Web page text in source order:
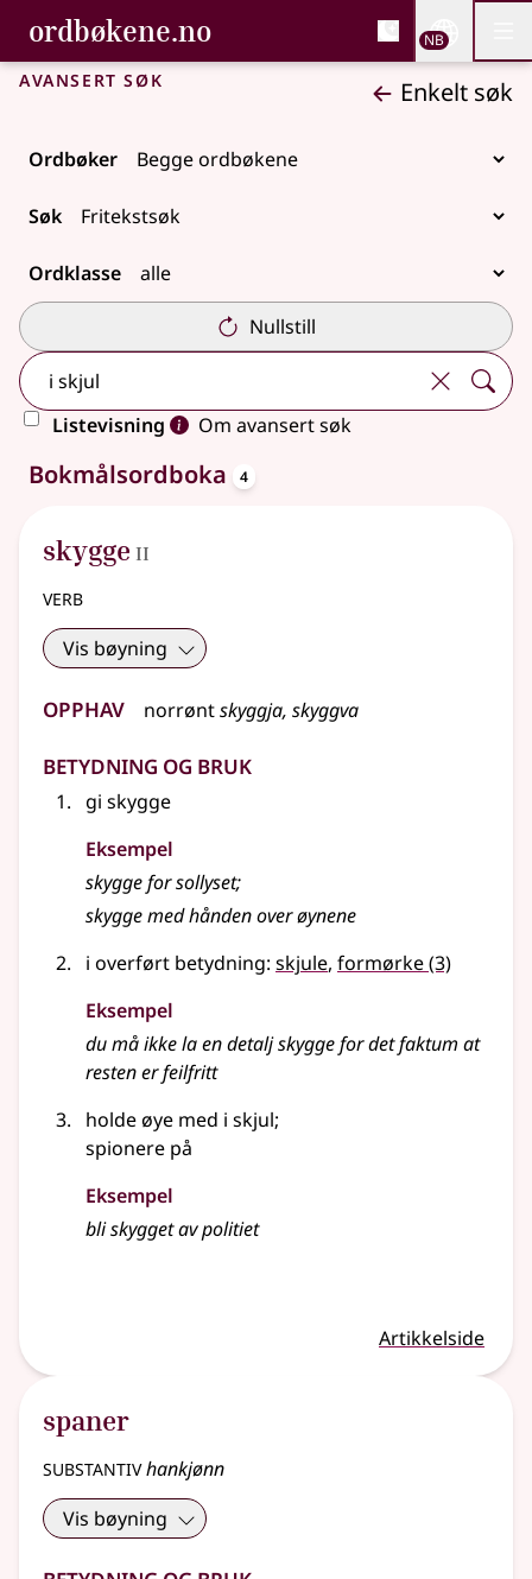
Gå til hovedinnhold
Tilgjengelighet
ordbøkene.no, Bokmålsordboka og
Bokmålsordboka og Nynorskordboka
NB
Avansert søk Enkelt søk
Ordbøker
Søk
Ordklasse
Nullstill
Listevisning
Om avansert søk
15 treff
Bokmålsordboka 4
skygge 2
II
verb
Vis bøyning
Opphav norrøntskyggja, skyggva
Betydning og bruk
gi skygge
Eksempel
skygge for sollyset;
skyggemed hånden over øynene
i overført betydning: skjule, formørke(3)
Eksempel
du må ikke la en detaljskyggefor det faktum at
resten er feilfritt
holde øye med i skjul;
spionere på
Eksempel
bliskyggetav politiet
Artikkelside
spaner
substantivhankjønn
Vis bøyning